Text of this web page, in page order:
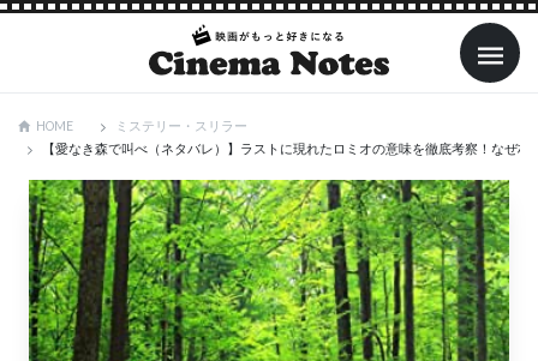
HOME
ミステリー・スリラー
【愛なき森で叫べ（ネタバレ）】ラストに現れたロミオの意味を徹底考察！なぜ